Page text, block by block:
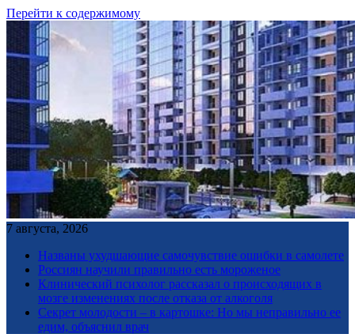
Перейти к содержимому
7 августа, 2026
Названы ухудшающие самочувствие ошибки в самолете
Россиян научили правильно есть мороженое
Клинический психолог рассказал о происходящих в
мозге изменениях после отказа от алкоголя
Секрет молодости – в картошке: Но мы неправильно ее
едим, объяснил врач